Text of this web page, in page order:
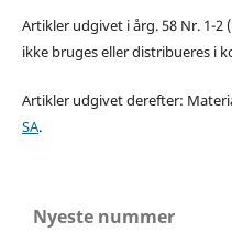
Artikler udgivet i årg. 58 Nr. 1-
ikke bruges eller distribueres i
Artikler udgivet derefter:
SA.
Nyeste nummer